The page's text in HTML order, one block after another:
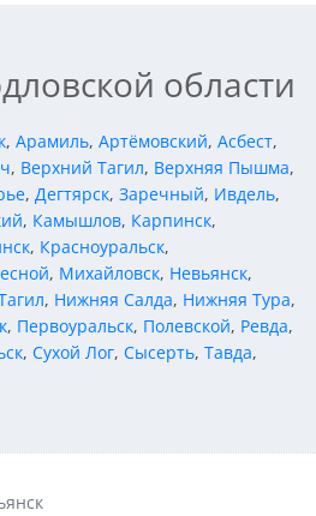
области
, Арамиль, Артёмовский, Асбест,
, Верхний Тагил, Верхняя Пышма,
, Дегтярск, Заречный, Ивдель,
, Камышлов, Карпинск,
, Красноуральск,
, Михайловск, Невьянск,
, Нижняя Салда, Нижняя Тура,
, Первоуральск, Полевской, Ревда,
, Сухой Лог, Сысерть, Тавда,